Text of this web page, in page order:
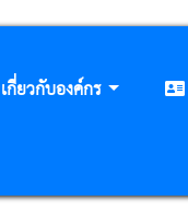
เกี่ยวกับองค์กร